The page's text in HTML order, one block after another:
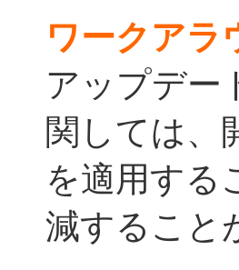
ワークアラ
アップデー
関しては、
を適用する
減すること